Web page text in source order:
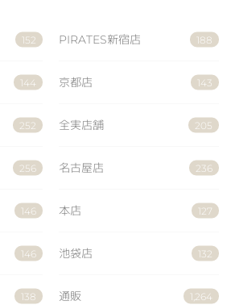
152 PIRATES新宿店 188
144 京都店 143
252 全実店舗 205
256 名古屋店 236
146 本店 127
146 池袋店 132
138 通販 1,264